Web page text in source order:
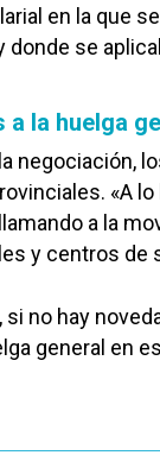
en la que
donde se
a la huelga
negociación,
«A
a la
y centros de
no hay
general en